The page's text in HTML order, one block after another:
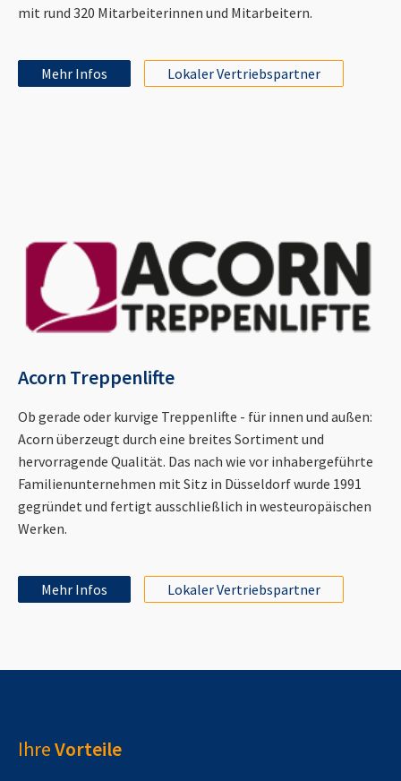
mit rund 320 Mitarbeiterinnen und Mitarbeitern.
Mehr Infos Lokaler Vertriebspartner
Acorn Treppenlifte
Ob gerade oder kurvige Treppenlifte - für innen und außen:
Acorn überzeugt durch eine breites Sortiment und
hervorragende Qualität. Das nach wie vor inhabergeführte
Familienunternehmen mit Sitz in Düsseldorf wurde 1991
gegründet und fertigt ausschließlich in westeuropäischen
Werken.
Mehr Infos Lokaler Vertriebspartner
IhreVorteile